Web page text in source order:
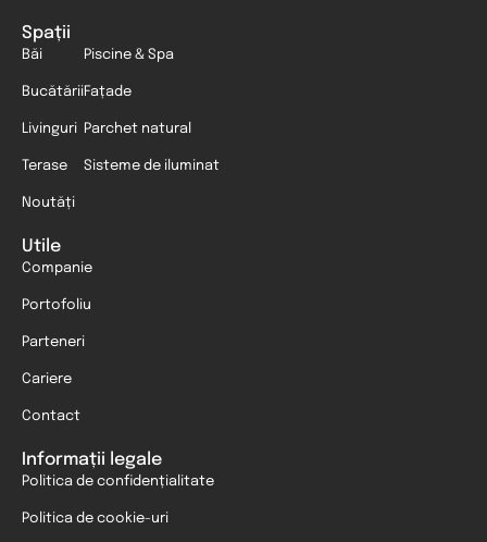
Spații
Băi
Bucătării
Livinguri
Terase
Noutăți
Piscine & Spa
Fațade
Parchet natural
Sisteme de iluminat
Utile
Companie
Portofoliu
Parteneri
Cariere
Contact
Informații legale
Politica de confidențialitate
Politica de cookie-uri